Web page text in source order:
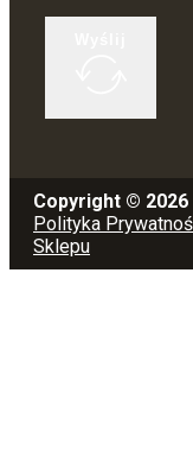
Copyright ©
Polityka
Sklepu